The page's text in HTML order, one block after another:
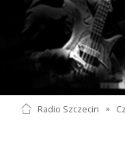
Radio Szczecin »